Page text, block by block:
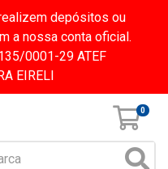
depósitos ou
a nossa conta oficial.
0001-29 ATEF
EIRELI
0